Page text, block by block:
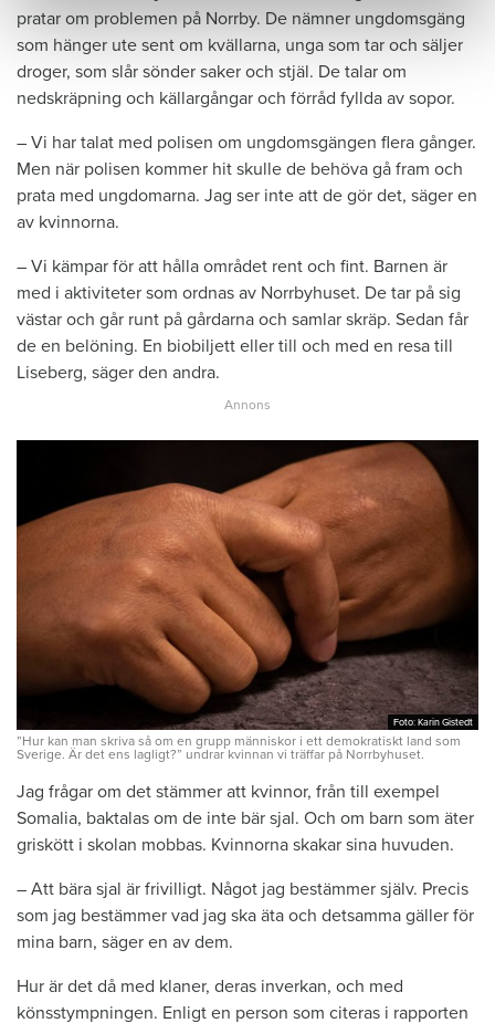
pratar om problemen på Norrby. De nämner ungdomsgäng
som hänger ute sent om kvällarna, unga som tar och säljer
droger, som slår sönder saker och stjäl. De talar om
nedskräpning och källargångar och förråd fyllda av sopor.
– Vi har talat med polisen om ungdomsgängen flera gånger.
Men när polisen kommer hit skulle de behöva gå fram och
prata med ungdomarna. Jag ser inte att de gör det, säger en
av kvinnorna.
– Vi kämpar för att hålla området rent och fint. Barnen är
med i aktiviteter som ordnas av Norrbyhuset. De tar på sig
västar och går runt på gårdarna och samlar skräp. Sedan får
de en belöning. En biobiljett eller till och med en resa till
Liseberg, säger den andra.
Foto: Karin Gistedt
Foto: Karin Gistedt
”Hur kan man skriva så om en grupp människor i ett demokratiskt land som
Sverige. Är det ens lagligt?” undrar kvinnan vi träffar på Norrbyhuset.
Jag frågar om det stämmer att kvinnor, från till exempel
Somalia, baktalas om de inte bär sjal. Och om barn som äter
griskött i skolan mobbas. Kvinnorna skakar sina huvuden.
– Att bära sjal är frivilligt. Något jag bestämmer själv. Precis
som jag bestämmer vad jag ska äta och detsamma gäller för
mina barn, säger en av dem.
Hur är det då med klaner, deras inverkan, och med
könsstympningen. Enligt en person som citeras i rapporten